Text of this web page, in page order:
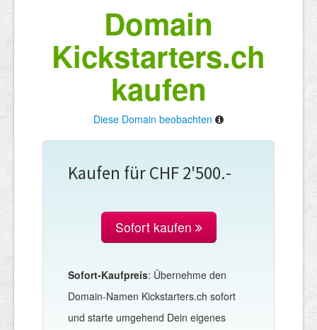
Domain
Kickstarters.ch
kaufen
Diese Domain beobachten
Kaufen für CHF 2'500.-
Sofort kaufen
Sofort-Kaufpreis: Übernehme den
Domain-Namen Kickstarters.ch sofort
und starte umgehend Dein eigenes